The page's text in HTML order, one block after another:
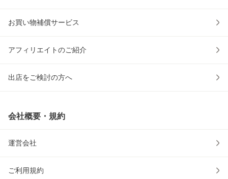
お買い物補償サービス
アフィリエイトのご紹介
出店をご検討の方へ
会社概要・規約
運営会社
ご利用規約